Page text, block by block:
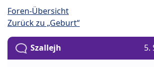
Foren-Übersicht
Zurück zu „Geburt“
Szallejh 5.